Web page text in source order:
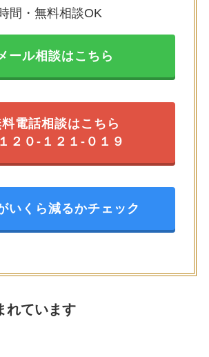
間・無料相談OK
ール相談はこちら
電話相談はこちら
２０-１２１-０１９
いくら減るかチェック
れています